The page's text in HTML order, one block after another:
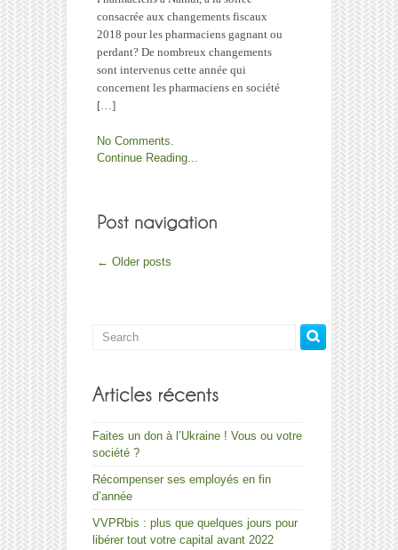
consacrée aux changements fiscaux
2018 pour les pharmaciens gagnant ou
perdant? De nombreux changements
sont intervenus cette année qui
concernent les pharmaciens en société
[…]
No Comments.
Continue Reading...
← Older posts
Faites un don à l’Ukraine ! Vous ou votre
société ?
Récompenser ses employés en fin
d’année
VVPRbis : plus que quelques jours pour
libérer tout votre capital avant 2022